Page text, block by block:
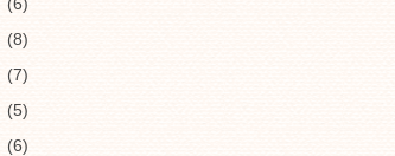
(8)
(7)
(5)
(6)